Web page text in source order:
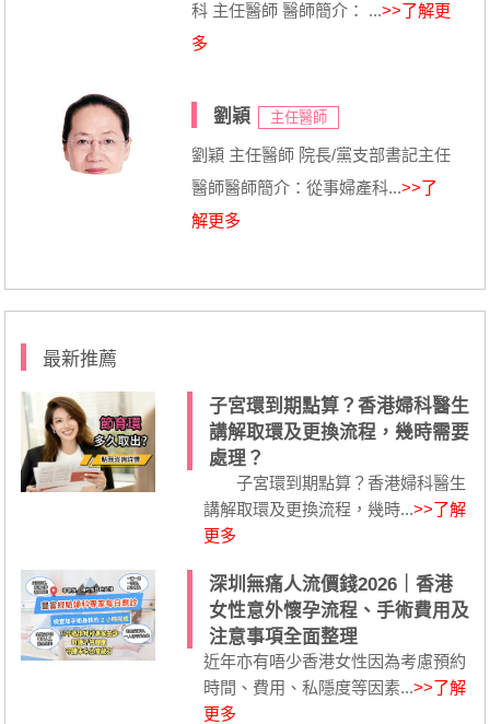
科 主任醫師 醫師簡介： ...>>了解更
多
劉穎 主任醫師
劉穎 主任醫師 院長/黨支部書記主任
醫師醫師簡介：從事婦產科...>>了
解更多
最新推薦
子宮環到期點算？香港婦科醫生
講解取環及更換流程，幾時需要
處理？
子宮環到期點算？香港婦科醫生
講解取環及更換流程，幾時...>>了解
更多
深圳無痛人流價錢2026｜香港
女性意外懷孕流程、手術費用及
注意事項全面整理
近年亦有唔少香港女性因為考慮預約
時間、費用、私隱度等因素...>>了解
更多